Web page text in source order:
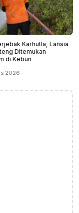
Karhutla, Lansia
Ditemukan
di Kebun
2026